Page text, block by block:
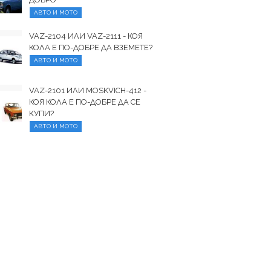
АВТО И МОТО
VAZ-2104 ИЛИ VAZ-2111 - КОЯ
КОЛА Е ПО-ДОБРЕ ДА ВЗЕМЕТЕ?
АВТО И МОТО
VAZ-2101 ИЛИ MOSKVICH-412 -
КОЯ КОЛА Е ПО-ДОБРЕ ДА СЕ
КУПИ?
АВТО И МОТО